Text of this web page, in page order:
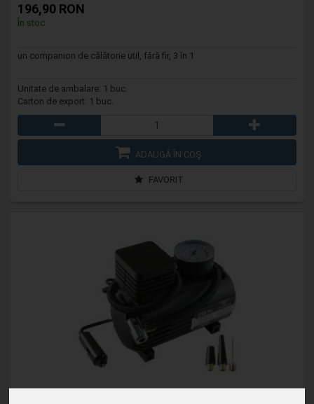
196,90 RON
În stoc
un companion de călătorie util, fără fir, 3 în 1
Unitate de ambalare: 1 buc.
Carton de export: 1 buc.
ADAUGĂ ÎN COŞ
FAVORIT